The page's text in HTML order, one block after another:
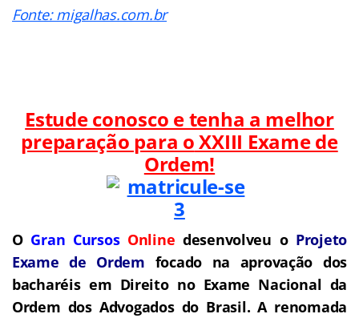
Fonte: migalhas.com.br
Estude conosco e tenha a melhor
preparação para oXXIII Exame de
Ordem!
O Gran Cursos Online desenvolveu o Projeto
Exame de Ordem focado na aprovação dos
bacharéis em Direito no Exame Nacional da
Ordem dos Advogados do Brasil. A renomada